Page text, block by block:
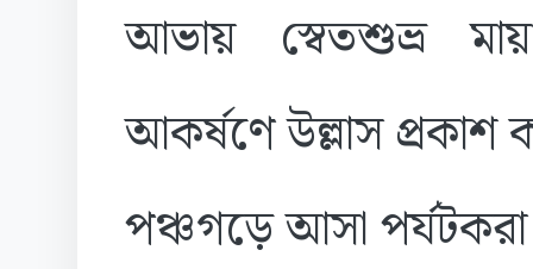
আভায় স্বেতশুভ্র
আকর্ষণে উল্লাস প্রকাশ
পঞ্চগড়ে আসা